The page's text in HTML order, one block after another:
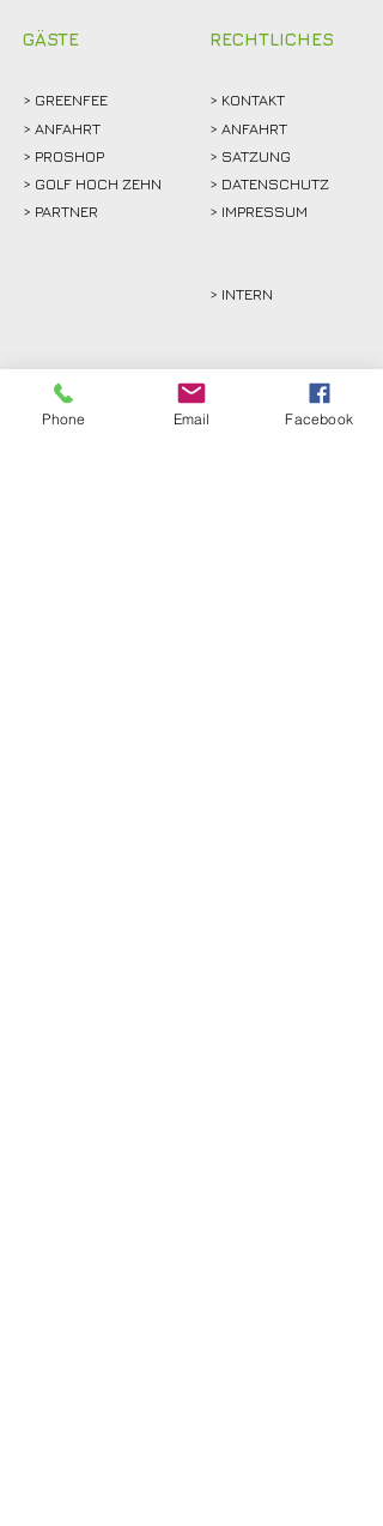
GÄSTE
> GREENFEE
> ANFAHRT
> PROSHOP
> GOLF HOCH ZEHN
> PARTNER
RECHTLICHES
> KONTAKT
> ANFAHRT
> SATZUNG
> DATENSCHUTZ
> IMPRESSUM
> INTERN
Phone Email Facebook